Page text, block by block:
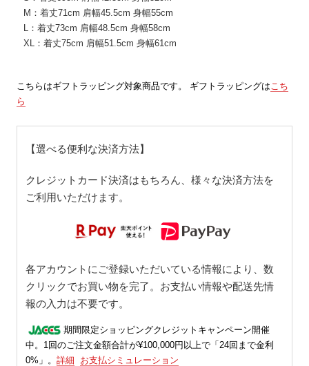
M：着丈71cm 肩幅45.5cm 身幅55cm
L：着丈73cm 肩幅48.5cm 身幅58cm
XL：着丈75cm 肩幅51.5cm 身幅61cm
こちらはギフトラッピング対象商品です。 ギフトラッピングはこち
ら
【選べる便利な決済方法】
クレジットカード決済はもちろん、様々な決済方法を
ご利用いただけます。
各アカウントにご登録いただいている情報により、数
クリックでお買い物を完了。お支払い情報や配送先情
報の入力は不要です。
期間限定ショッピングクレジットキャンペーン開催
中。1回のご注文金額合計が¥100,000円以上で「24回まで金利
0%」。 詳細 お支払シミュレーション